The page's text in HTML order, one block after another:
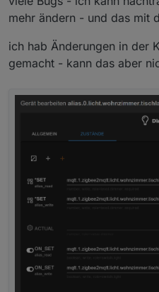
mehr ändern - und das mit
ich hab Änderungen in der
gemacht - kann das aber